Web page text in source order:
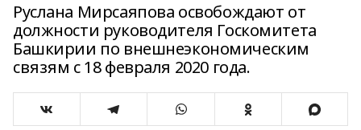
Руслана Мирсаяпова освобождают от
должности руководителя Госкомитета
Башкирии по внешнеэкономическим
связям с 18 февраля 2020 года.